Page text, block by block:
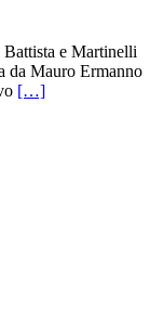
e Martinelli
da Mauro Ermanno
[…]